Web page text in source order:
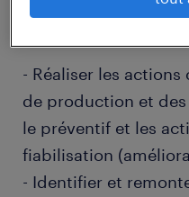
VOTRE MISSION :
- Réaliser les
de production et
le préventif et les
fiabilisation
- Identifier et